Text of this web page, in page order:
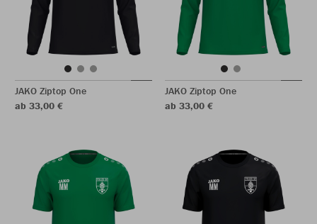
JAKO Ziptop One
ab 33,00 €
JAKO Ziptop One
ab 33,00 €